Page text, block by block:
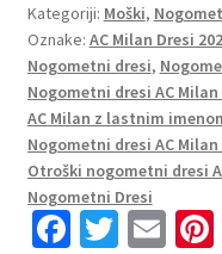
Milan
Gostujoči
2023-
24
Kratek
Rokav
količina
Kategoriji: Moški,
Oznake: AC Milan Dresi
Nogometni dresi,
Nogometni dresi AC Milan
AC Milan z lastnim
Nogometni dresi AC
Otroški nogometni dresi
Nogometni Dresi
Fa T E